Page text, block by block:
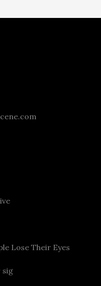
Lose Their Eyes
sig